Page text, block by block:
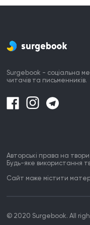
3. Нові
І вперед
Старі
Самі
Як
Surgebook - соціальна
читачів та письменників.
Авторські права на
Будь-яке використання
Сайт може містити
© 2020 Surgebook. All